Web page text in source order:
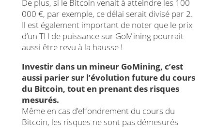
De plus, si le Bitcoin venait à atteindre les 100
000 €, par exemple, ce délai serait divisé par 2.
Il est également important de noter que le prix
d’un TH de puissance sur GoMining pourrait
aussi être revu à la hausse !
Investir dans un mineur GoMining, c’est
aussi parier sur l’évolution future du cours
du Bitcoin, tout en prenant des risques
mesurés.
Même en cas d’effondrement du cours du
Bitcoin, les risques ne sont pas démesurés